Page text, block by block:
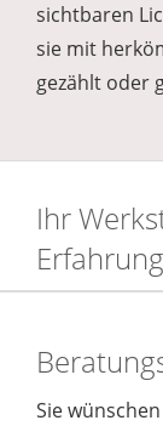
sichtbaren
sie mit
gezählt oder
Ihr
Erfahrung
Sie